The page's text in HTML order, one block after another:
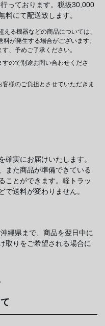
っております。税抜30,000
料にて配送致します。
る機器などの商品については、
が発生する場合がございます。
、予めご了承ください。
ので別途お問い合わせくださ
様のご負担とさせていただきま
実にお届けいたします。
また商品が準備できている
ことができます。軽トラッ
で送料が変わりません。
縄県まで、商品を翌日中に
取りをご希望される場合に